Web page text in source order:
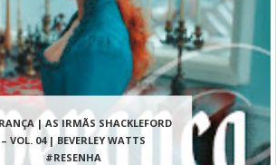
| AS IRMÃS SHACKLEFORD
– VOL. 04 | BEVERLEY WATTS
#RESENHA